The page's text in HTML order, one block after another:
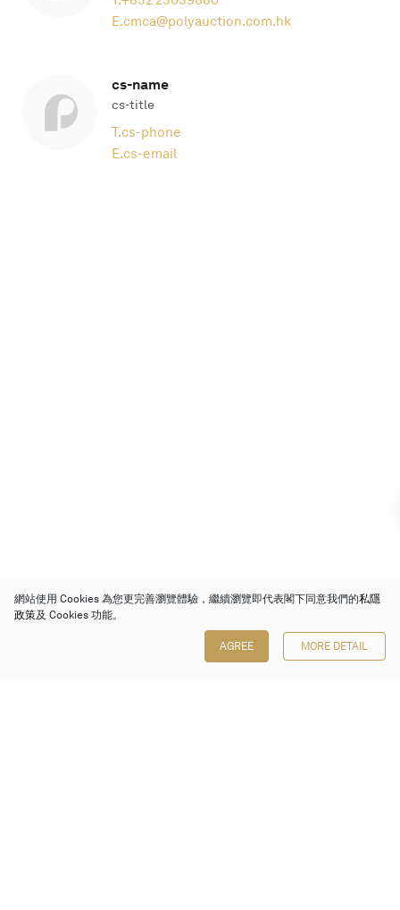
E.cmca@polyauction.com.hk
cs-name
cs-title
T.cs-phone
E.cs-email
網站使用 Cookies 為您更完善瀏覽體驗，繼續瀏覽即代表閣下同意我們的私隱
政策及 Cookies 功能。
AGREE MORE DETAIL